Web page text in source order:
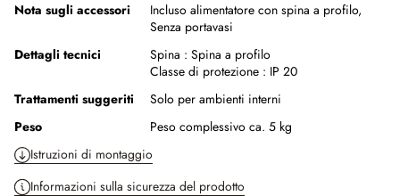
Nota sugli accessori
Incluso alimentatore con spina a profilo,
Senza portavasi
Dettagli tecnici
Spina : Spina a profilo
Classe di protezione : IP 20
Trattamenti suggeriti
Solo per ambienti interni
Peso
Peso complessivo ca. 5 kg
Istruzioni di montaggio
Informazioni sulla sicurezza del prodotto